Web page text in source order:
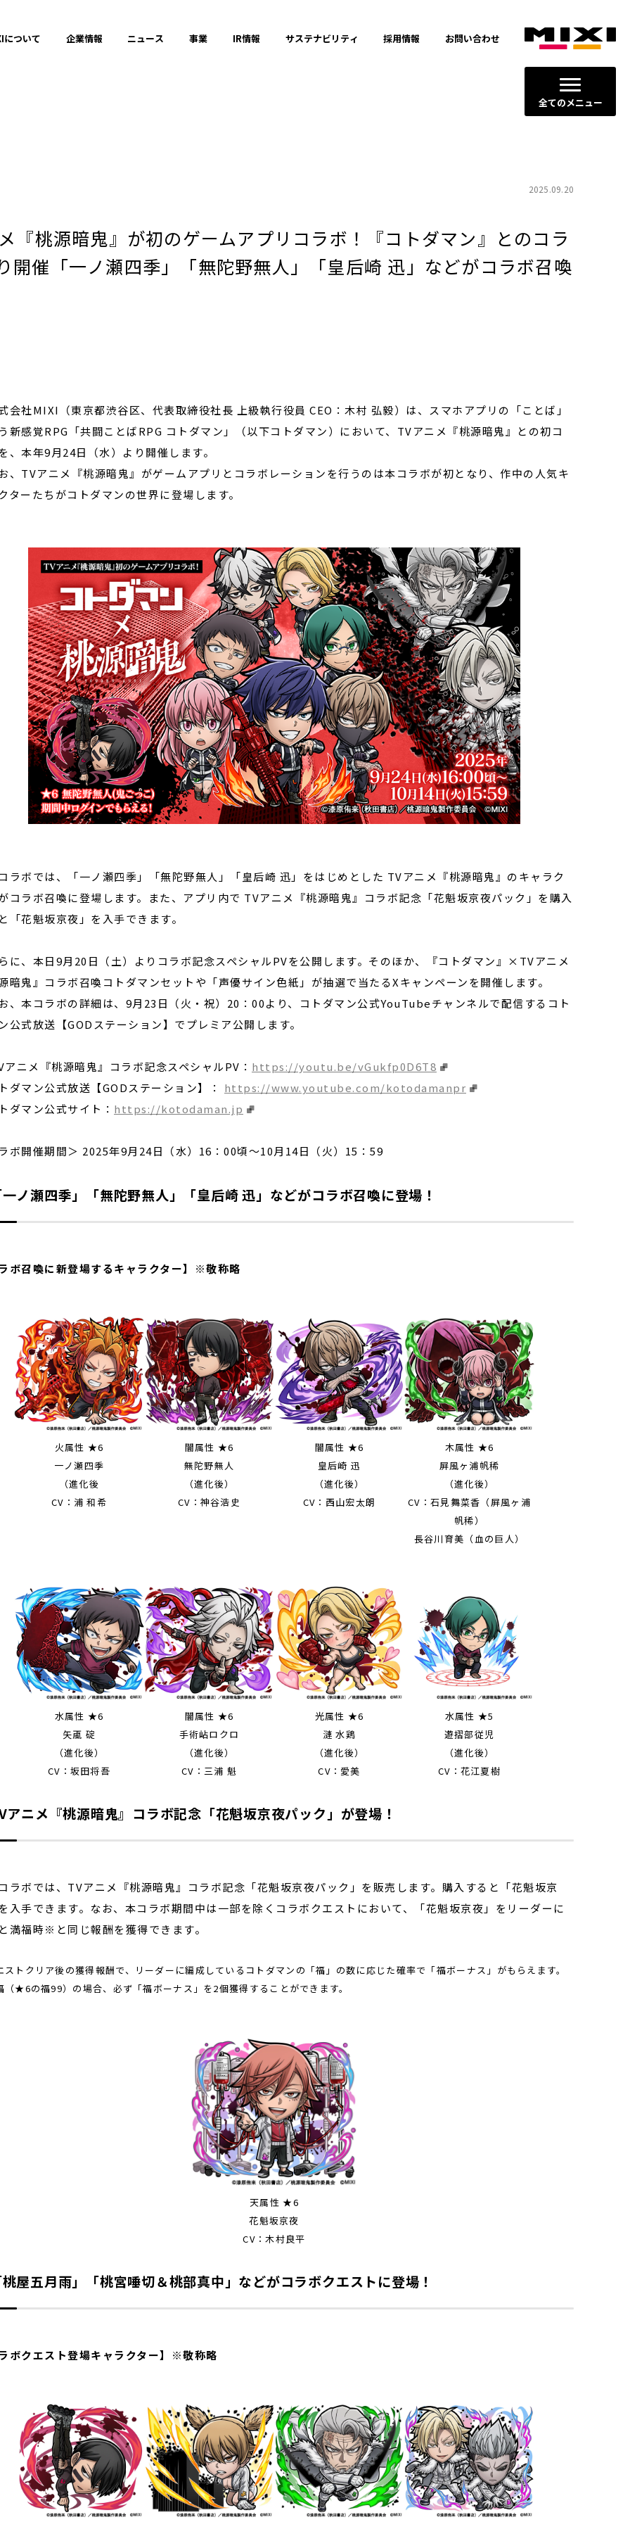
全てのメニュー
について 企業情報 ニュース 事業 IR情報 サステナビリティ 採用情報 お問い合わせ
2025.09.20
『桃源暗鬼』が初のゲームアプリコラボ！『コトダマン』とのコラ
開催「一ノ瀬四季」「無陀野無人」「皇后崎 迅」などがコラボ召喚
社MIXI（東京都渋谷区、代表取締役社長 上級執行役員 CEO：⽊村 弘毅）は、スマホアプリの「ことば」
新感覚RPG「共闘ことばRPG コトダマン」（以下コトダマン）において、TVアニメ『桃源暗鬼』との初コ
、本年9月24日（水）より開催します。
TVアニメ『桃源暗鬼』がゲームアプリとコラボレーションを行うのは本コラボが初となり、作中の人気キ
ターたちがコトダマンの世界に登場します。
ボでは、「一ノ瀬四季」「無陀野無人」「皇后崎 迅」をはじめとした TVアニメ『桃源暗鬼』のキャラク
コラボ召喚に登場します。また、アプリ内で TVアニメ『桃源暗鬼』コラボ記念「花魁坂京夜パック」を購入
「花魁坂京夜」を入手できます。
、本日9月20日（土）よりコラボ記念スペシャルPVを公開します。そのほか、『コトダマン』×TVアニメ
暗鬼』コラボ召喚コトダマンセットや「声優サイン色紙」が抽選で当たるXキャンペーンを開催します。
本コラボの詳細は、9月23日（火・祝）20：00より、コトダマン公式YouTubeチャンネルで配信するコト
公式放送【GODステーション】でプレミア公開します。
アニメ『桃源暗鬼』コラボ記念スペシャルPV： https://youtu.be/vGukfp0D6T8
ダマン公式放送【GODステーション】： https://www.youtube.com/kotodamanpr
ダマン公式サイト： https://kotodaman.jp
ボ開催期間＞ 2025年9月24日（水）16：00頃〜10月14日（火）15：59
ノ瀬四季」「無陀野無人」「皇后崎 迅」などがコラボ召喚に登場！
ボ召喚に新登場するキャラクター】※敬称略
火属性 ★6
一ノ瀬四季
（進化後
CV：浦 和希
闇属性 ★6
無陀野無人
（進化後）
CV：神谷浩史
闇属性 ★6
皇后崎 迅
（進化後）
CV：西山宏太朗
木属性 ★6
屏風ヶ浦帆稀
（進化後）
CV：石見舞菜香（屏風ヶ浦
帆稀）
長谷川育美（血の巨人）
水属性 ★6
矢颪 碇
（進化後）
CV：坂田将吾
闇属性 ★6
手術岾ロクロ
（進化後）
CV：三浦 魁
光属性 ★6
漣 水鶏
（進化後）
CV：愛美
水属性 ★5
遊摺部従児
（進化後）
CV：花江夏樹
ニメ『桃源暗鬼』コラボ記念「花魁坂京夜パック」が登場！
ボでは、TVアニメ『桃源暗鬼』コラボ記念「花魁坂京夜パック」を販売します。購入すると「花魁坂京
入手できます。なお、本コラボ期間中は一部を除くコラボクエストにおいて、「花魁坂京夜」をリーダーに
満福時※と同じ報酬を獲得できます。
トクリア後の獲得報酬で、リーダーに編成しているコトダマンの「福」の数に応じた確率で「福ボーナス」がもらえます。
★6の福99）の場合、必ず「福ボーナス」を2個獲得することができます。
天属性 ★6
花魁坂京夜
CV：木村良平
屋五月雨」「桃宮唾切＆桃部真中」などがコラボクエストに登場！
ボクエスト登場キャラクター】※敬称略